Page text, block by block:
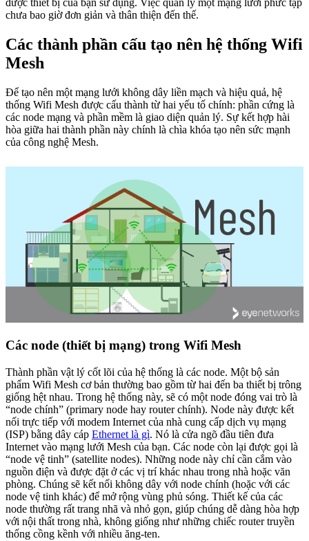
được thiết bị của bạn sử dụng. Việc quản lý một mạng lưới phức tạp
chưa bao giờ đơn giản và thân thiện đến thế.
Các thành phần cấu tạo nên hệ thống Wifi
Mesh
Để tạo nên một mạng lưới không dây liền mạch và hiệu quả, hệ
thống Wifi Mesh được cấu thành từ hai yếu tố chính: phần cứng là
các node mạng và phần mềm là giao diện quản lý. Sự kết hợp hài
hòa giữa hai thành phần này chính là chìa khóa tạo nên sức mạnh
của công nghệ Mesh.
Các node (thiết bị mạng) trong Wifi Mesh
Thành phần vật lý cốt lõi của hệ thống là các node. Một bộ sản
phẩm Wifi Mesh cơ bản thường bao gồm từ hai đến ba thiết bị trông
giống hệt nhau. Trong hệ thống này, sẽ có một node đóng vai trò là
“node chính” (primary node hay router chính). Node này được kết
nối trực tiếp với modem Internet của nhà cung cấp dịch vụ mạng
(ISP) bằng dây cáp Ethernet là gì. Nó là cửa ngõ đầu tiên đưa
Internet vào mạng lưới Mesh của bạn. Các node còn lại được gọi là
“node vệ tinh” (satellite nodes). Những node này chỉ cần cắm vào
nguồn điện và được đặt ở các vị trí khác nhau trong nhà hoặc văn
phòng. Chúng sẽ kết nối không dây với node chính (hoặc với các
node vệ tinh khác) để mở rộng vùng phủ sóng. Thiết kế của các
node thường rất trang nhã và nhỏ gọn, giúp chúng dễ dàng hòa hợp
với nội thất trong nhà, không giống như những chiếc router truyền
thống cồng kềnh với nhiều ăng-ten.